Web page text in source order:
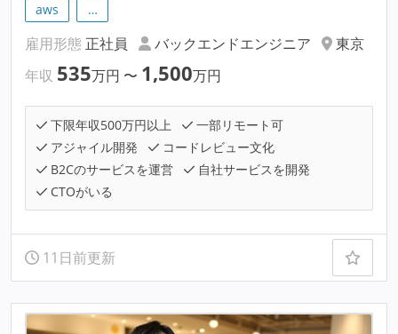
aws
…
雇用形態 正社員 バックエンドエンジニア
東京
年収 535万円 〜 1,500万円
下限年収500万円以上
一部リモート可
アジャイル開発
コードレビュー文化
B2Cのサービスを運営
自社サービスを開発
CTOがいる
11日前更新